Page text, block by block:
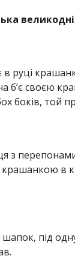
руці
б’є своєю
боків,
з
в
шапок, під